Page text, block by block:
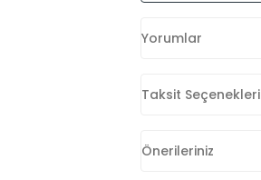
Yorumlar
Taksit Seçenekleri
Önerileriniz